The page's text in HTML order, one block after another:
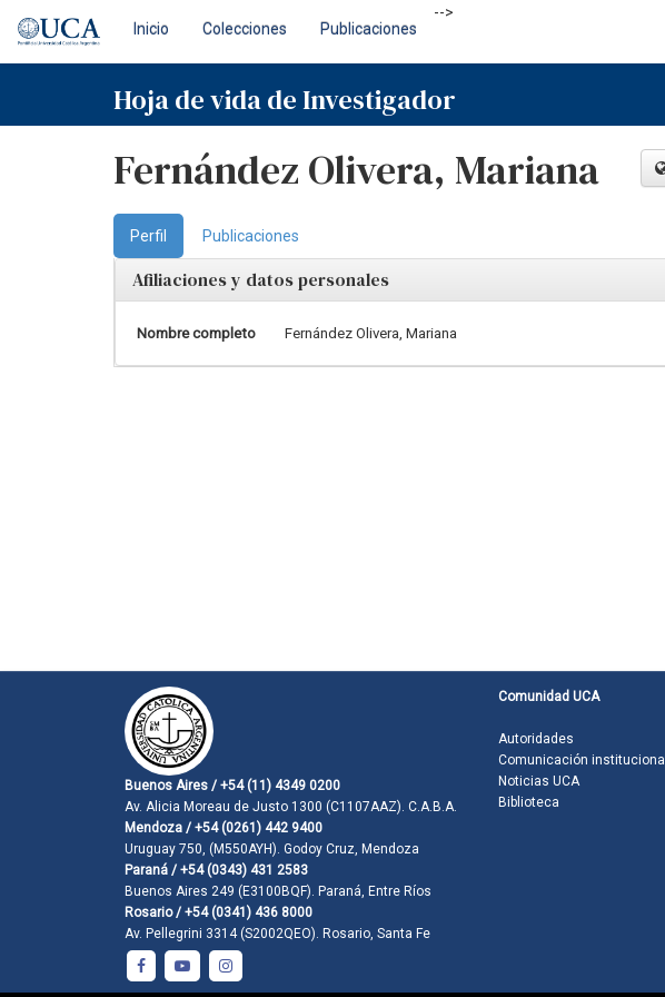
navigation
Inicio Colecciones Publicaciones
-->
Hoja de vida de Investigador
Fernández Olivera, Mariana
Perfil Publicaciones
Afiliaciones y datos personales
Nombre completo Fernández Olivera, Mariana
Buenos Aires / +54 (11) 4349 0200
Av. Alicia Moreau de Justo 1300 (C1107AAZ). C.A.B.A.
Mendoza / +54 (0261) 442 9400
Uruguay 750, (M550AYH). Godoy Cruz, Mendoza
Paraná / +54 (0343) 431 2583
Buenos Aires 249 (E3100BQF). Paraná, Entre Ríos
Rosario / +54 (0341) 436 8000
Av. Pellegrini 3314 (S2002QEO). Rosario, Santa Fe
Comunidad UCA
Autoridades
Comunicación institucional
Noticias UCA
Biblioteca